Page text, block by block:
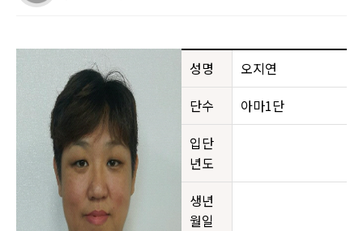
성명
오지연
단수
아마1단
입단
년도
생년
월일